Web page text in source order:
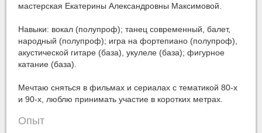
мастерская Екатерины Александровны Максимовой.
Навыки: вокал (полупроф); танец современный, балет,
народный (полупроф); игра на фортепиано (полупроф),
акустической гитаре (база), укулеле (база); фигурное
катание (база).
Мечтаю сняться в фильмах и сериалах с тематикой 80-х
и 90-х, люблю принимать участие в коротких метрах.
Опыт